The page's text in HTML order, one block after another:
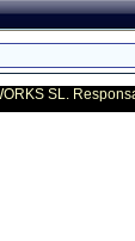
SL.